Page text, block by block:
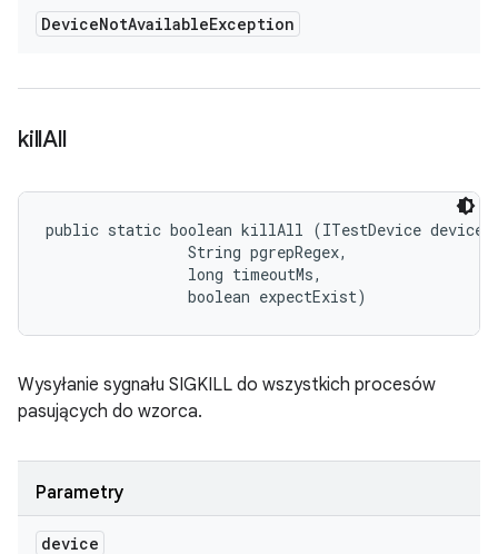
DeviceNotAvailableException
killAll
public static boolean killAll (ITestDevice
                String pgrepRegex,
                long timeoutMs,
                boolean expectExist)
Wysyłanie sygnału SIGKILL do wszystkich procesów
pasujących do wzorca.
Parametry
device